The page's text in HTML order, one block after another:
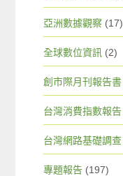
亞洲數據觀察 (17)
全球數位資訊 (2)
創市際月刊報告書
台灣消費指數報告
台灣網路基礎調查
專題報告 (197)